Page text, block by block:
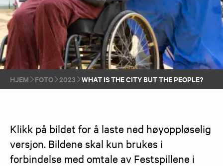
HJEM FOTO 2023 WHAT IS THE CITY BUT THE PEOPLE?
Klikk på bildet for å laste ned høyoppløselig
versjon. Bildene skal kun brukes i
forbindelse med omtale av Festspillene i